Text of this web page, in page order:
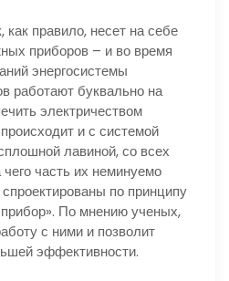
правило, несет на себе
приборов – и во время
энергосистемы
работают буквально на
электричеством
и с системой
лавиной, со всех
часть их неминуемо
по принципу
По мнению ученых,
с ними и позволит
эффективности.